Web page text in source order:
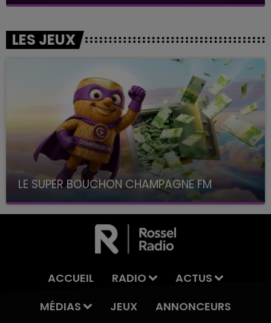
LES JEUX
LE SUPER BOUCHON CHAMPAGNE FM
avec La Famille Champagne FM, à 8H10
ACCUEIL RADIO
ACTUS
MÉDIAS
JEUX ANNONCEURS